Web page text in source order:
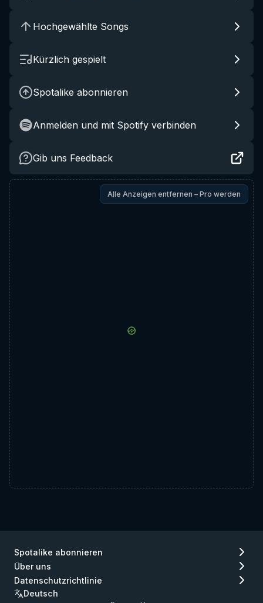
Hochgewählte Songs
Kürzlich gespielt
Spotalike abonnieren
Anmelden und mit Spotify verbinden
Gib uns Feedback
Alle Anzeigen entfernen – Pro werden
Spotalike abonnieren
Über uns
Datenschutzrichtlinie
Deutsch